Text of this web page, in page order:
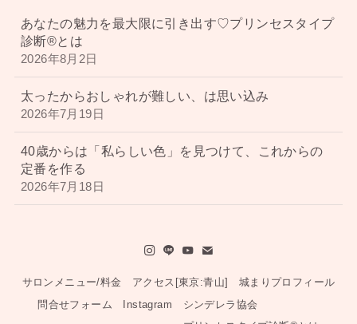
あなたの魅力を最大限に引き出す♡プリンセスタイプ
診断®︎とは
2026年8月2日
太ったからおしゃれが難しい、は思い込み
2026年7月19日
40歳からは「私らしい色」を見つけて、これからの
定番を作る
2026年7月18日
サロンメニュー/料金 アクセス[東京:青山]
城まりプロフィール
問合せフォーム
Instagram
シンデレラ協会